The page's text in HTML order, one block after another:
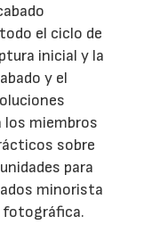
el ciclo de
inicial y la
y el
los miembros
sobre
para
minorista
fotográfica.